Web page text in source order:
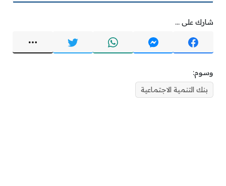
شارك على ...
وسوم:
بنك التنمية الاجتماعية